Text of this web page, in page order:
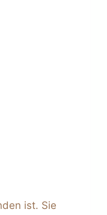
ist. Sie